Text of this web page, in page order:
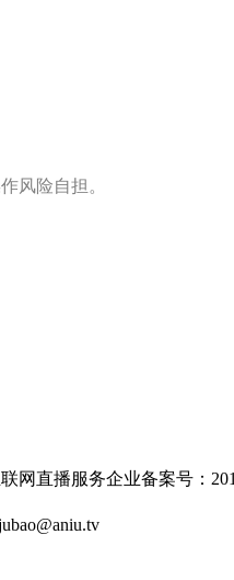
风险自担。
网直播服务企业备案号：